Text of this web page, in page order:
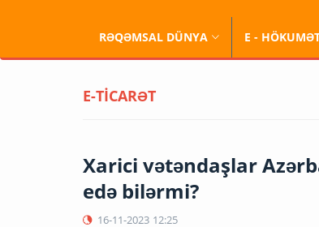
RƏQƏMSAL DÜNYA E -
E-TİCARƏT
Xarici vətəndaşlar
edə bilərmi?
16-11-2023 12:25